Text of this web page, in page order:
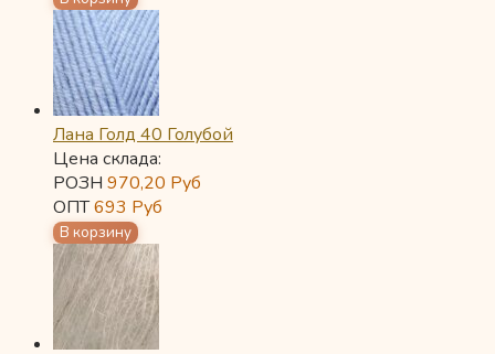
Лана Голд 40 Голубой
Цена склада:
РОЗН 970,20 Руб
ОПТ693 Руб